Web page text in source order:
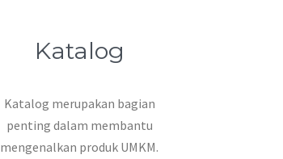
Katalog
Katalog merupakan bagian
penting dalam membantu
mengenalkan produk UMKM.